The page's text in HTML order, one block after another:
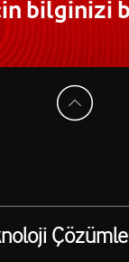
bilginizi